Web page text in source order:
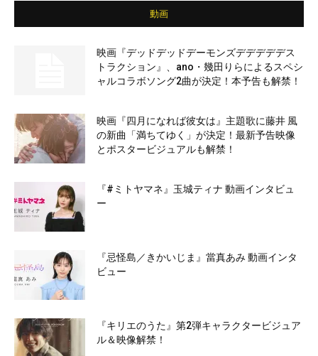
動画
映画『デッドデッドデーモンズデデデデデス
トラクション』、ano・幾田りらによるスペシ
ャルコラボソング2曲が決定！本予告も解禁！
映画『四月になれば彼女は』主題歌に藤井 風
の新曲「満ちてゆく」が決定！最新予告映像
とポスタービジュアルも解禁！
『#ミトヤマネ』玉城ティナ 動画インタビュ
ー
『忌怪島／きかいじま』當真あみ 動画インタ
ビュー
『キリエのうた』第2弾キャラクタービジュア
ル＆映像解禁！